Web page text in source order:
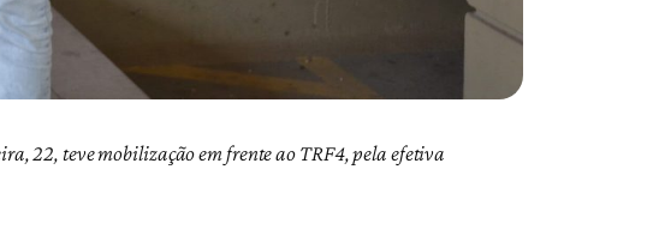
22, teve mobilização em frente ao TRF4, pela efetiva